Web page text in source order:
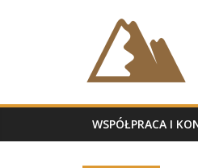
WSPÓŁPRACA I